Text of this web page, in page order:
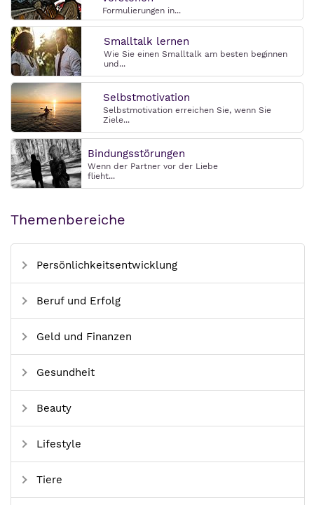
Formulierungen in...
Smalltalk lernen
Wie Sie einen Smalltalk am besten beginnen
und...
Selbstmotivation
Selbstmotivation erreichen Sie, wenn Sie
Ziele...
Bindungsstörungen
Wenn der Partner vor der Liebe
flieht...
Themenbereiche
Persönlichkeitsentwicklung
Beruf und Erfolg
Geld und Finanzen
Gesundheit
Beauty
Lifestyle
Tiere